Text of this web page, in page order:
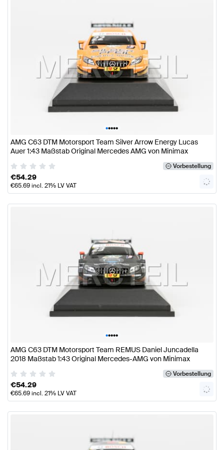
•••••
AMG C63 DTM Motorsport Team Silver Arrow Energy Lucas
Auer 1:43 Maßstab Original Mercedes AMG von Minimax
Vorbestellung
€54.29
€65.69incl. 21% LV VAT
•••••
AMG C63 DTM Motorsport Team REMUS Daniel Juncadella
2018 Maßstab 1:43 Original Mercedes-AMG von Minimax
Vorbestellung
€54.29
€65.69incl. 21% LV VAT